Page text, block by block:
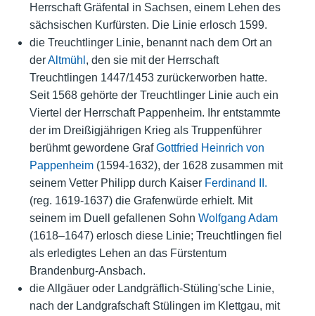
Herrschaft Gräfental in Sachsen, einem Lehen des
sächsischen Kurfürsten. Die Linie erlosch 1599.
die Treuchtlinger Linie, benannt nach dem Ort an
derAltmühl , den sie mit der Herrschaft
Treuchtlingen 1447/1453 zurückerworben hatte.
Seit 1568 gehörte der Treuchtlinger Linie auch ein
Viertel der Herrschaft Pappenheim. Ihr entstammte
der im Dreißigjährigen Krieg als Truppenführer
berühmt gewordene GrafGottfried Heinrich von
Pappenheim(1594-1632), der 1628 zusammen mit
seinem Vetter Philipp durch Kaiser Ferdinand II.
(reg. 1619-1637) die Grafenwürde erhielt. Mit
seinem im Duell gefallenen Sohn Wolfgang Adam
(1618–1647) erlosch diese Linie; Treuchtlingen fiel
als erledigtes Lehen an das Fürstentum
Brandenburg-Ansbach.
die Allgäuer oder Landgräflich-Stüling'sche Linie,
nach der Landgrafschaft Stülingen im Klettgau, mit